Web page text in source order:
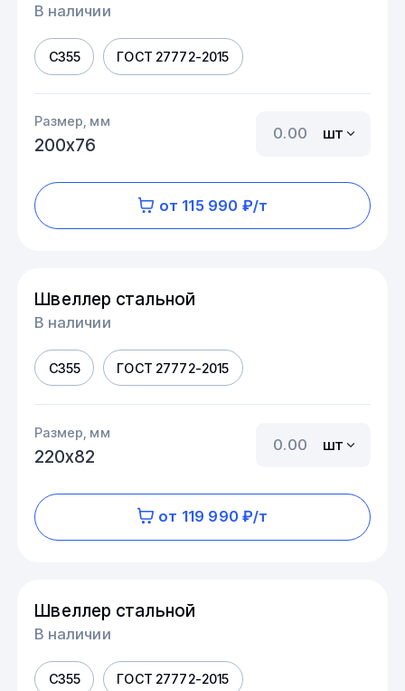
В наличии
С355 ГОСТ 27772-2015
Размер, мм
200х76
шт
от 115 990 ₽/т
Швеллер стальной
В наличии
С355 ГОСТ 27772-2015
Размер, мм
220х82
шт
от 119 990 ₽/т
Швеллер стальной
В наличии
С355 ГОСТ 27772-2015